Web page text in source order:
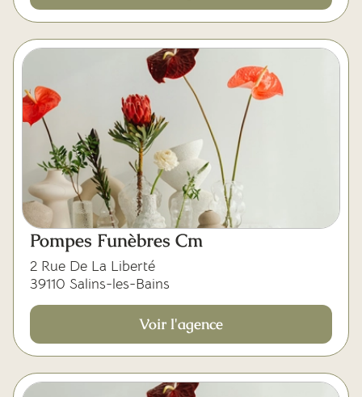
Pompes Funèbres Cm
2 Rue De La Liberté
39110 Salins-les-Bains
Voir l'agence